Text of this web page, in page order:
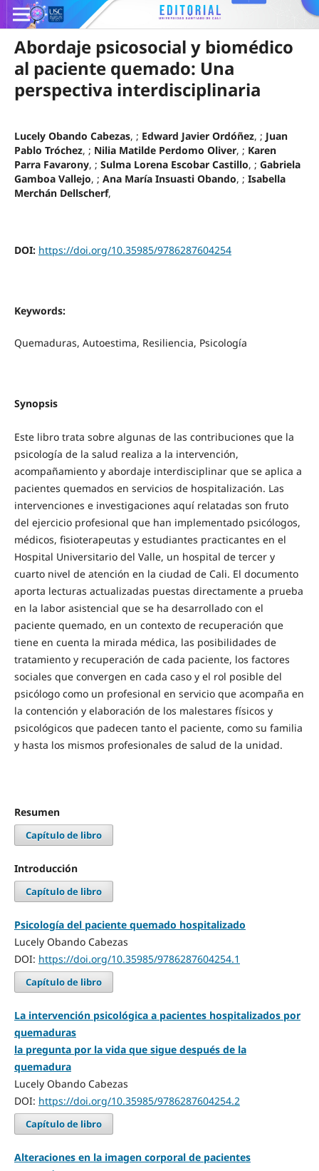
Abordaje psicosocial y biomédico
al paciente quemado: Una
perspectiva interdisciplinaria
Lucely Obando Cabezas, ; Edward Javier Ordóñez, ; Juan
Pablo Tróchez, ; Nilia Matilde Perdomo Oliver, ; Karen
Parra Favarony, ; Sulma Lorena Escobar Castillo, ; Gabriela
Gamboa Vallejo, ; Ana María Insuasti Obando, ; Isabella
Merchán Dellscherf,
DOI: https://doi.org/10.35985/9786287604254
Keywords:
Quemaduras, Autoestima, Resiliencia, Psicología
Synopsis
Este libro trata sobre algunas de las contribuciones que la
psicología de la salud realiza a la intervención,
acompañamiento y abordaje interdisciplinar que se aplica a
pacientes quemados en servicios de hospitalización. Las
intervenciones e investigaciones aquí relatadas son fruto
del ejercicio profesional que han implementado psicólogos,
médicos, fisioterapeutas y estudiantes practicantes en el
Hospital Universitario del Valle, un hospital de tercer y
cuarto nivel de atención en la ciudad de Cali. El documento
aporta lecturas actualizadas puestas directamente a prueba
en la labor asistencial que se ha desarrollado con el
paciente quemado, en un contexto de recuperación que
tiene en cuenta la mirada médica, las posibilidades de
tratamiento y recuperación de cada paciente, los factores
sociales que convergen en cada caso y el rol posible del
psicólogo como un profesional en servicio que acompaña en
la contención y elaboración de los malestares físicos y
psicológicos que padecen tanto el paciente, como su familia
y hasta los mismos profesionales de salud de la unidad.
Resumen
Capítulo de libro
Introducción
Capítulo de libro
Psicología del paciente quemado hospitalizado
Lucely Obando Cabezas
DOI: https://doi.org/10.35985/9786287604254.1
Capítulo de libro
La intervención psicológica a pacientes hospitalizados por
quemaduras
la pregunta por la vida que sigue después de la
quemadura
Lucely Obando Cabezas
DOI: https://doi.org/10.35985/9786287604254.2
Capítulo de libro
Alteraciones en la imagen corporal de pacientes